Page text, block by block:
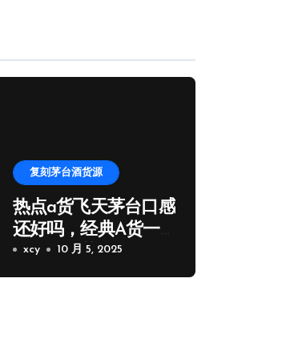
复刻茅台酒货源
热点a货飞天茅台口感
还好吗，经典A货一
比一飞天茅台批发
xcy 10 月 5, 2025